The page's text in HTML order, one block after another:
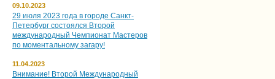
09.10.2023
29 июля 2023 года в городе Санкт-
Петербург состоялся Второй
международный Чемпионат Мастеров
по моментальному загару!
11.04.2023
Внимание! Второй Международный